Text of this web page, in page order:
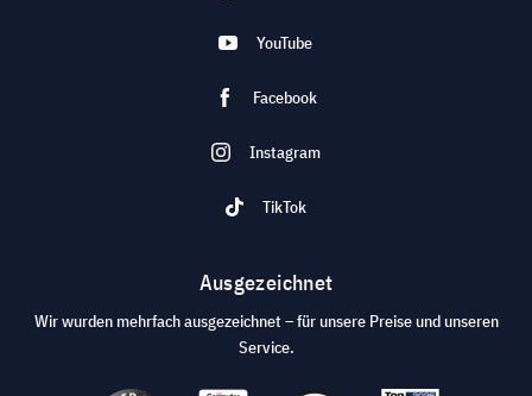
YouTube
Facebook
Instagram
TikTok
Ausgezeichnet
Wir wurden mehrfach ausgezeichnet – für unsere Preise und unseren
Service.